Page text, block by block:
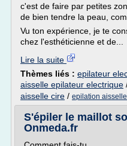
c'est de faire par petites
de bien tendre la peau,
Vu ton expérience, je te
chez l'esthéticienne et de...
Lire la suite
Thèmes liés : epilateur
aisselle epilateur electrique
aisselle cire / epilation
S'épiler le maillot
Onmeda.fr